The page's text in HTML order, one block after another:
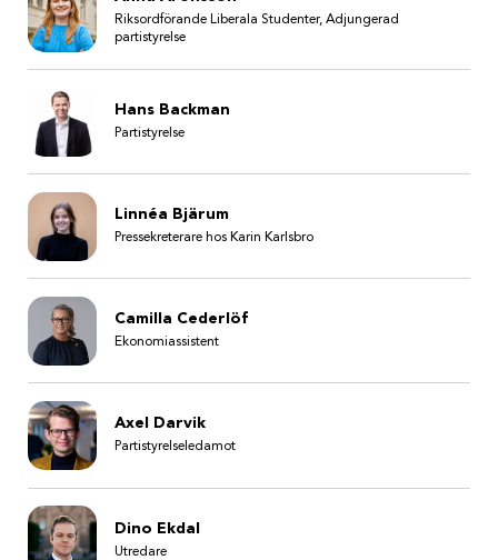
Riksordförande Liberala Studenter, Adjungerad
partistyrelse
Hans Backman
Partistyrelse
Linnéa Bjärum
Pressekreterare hos Karin Karlsbro
Camilla Cederlöf
Ekonomiassistent
Axel Darvik
Partistyrelseledamot
Dino Ekdal
Utredare